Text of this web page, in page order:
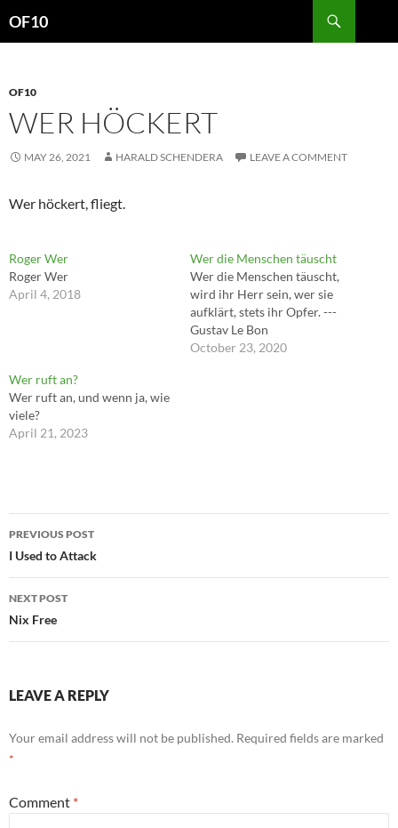
OF10
OF10
WER HÖCKERT
MAY 26, 2021 HARALD SCHENDERA LEAVE A COMMENT
Wer höckert, fliegt.
Roger Wer
Roger Wer
April 4, 2018
Wer die Menschen täuscht
Wer die Menschen täuscht,
wird ihr Herr sein, wer sie
aufklärt, stets ihr Opfer. ---
Gustav Le Bon
October 23, 2020
Wer ruft an?
Wer ruft an, und wenn ja, wie
viele?
April 21, 2023
Post
navigation
PREVIOUS POST
I Used to Attack
NEXT POST
Nix Free
LEAVE A REPLY
Your email address will not be published. Required fields are marked
*
Comment *